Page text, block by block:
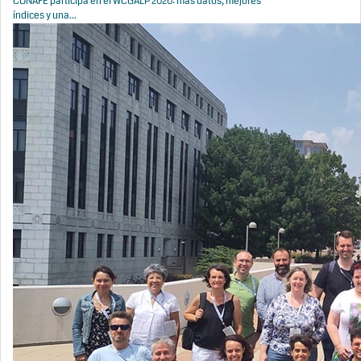
índices y una...